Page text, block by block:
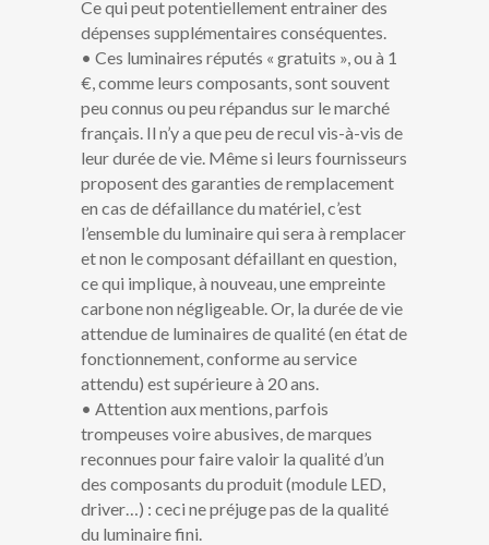
Ce qui peut potentiellement entrainer des
dépenses supplémentaires conséquentes.
• Ces luminaires réputés « gratuits », ou à 1
€, comme leurs composants, sont souvent
peu connus ou peu répandus sur le marché
français. Il n’y a que peu de recul vis-à-vis de
leur durée de vie. Même si leurs fournisseurs
proposent des garanties de remplacement
en cas de défaillance du matériel, c’est
l’ensemble du luminaire qui sera à remplacer
et non le composant défaillant en question,
ce qui implique, à nouveau, une empreinte
carbone non négligeable. Or, la durée de vie
attendue de luminaires de qualité (en état de
fonctionnement, conforme au service
attendu) est supérieure à 20 ans.
• Attention aux mentions, parfois
trompeuses voire abusives, de marques
reconnues pour faire valoir la qualité d’un
des composants du produit (module LED,
driver…) : ceci ne préjuge pas de la qualité
du luminaire fini.